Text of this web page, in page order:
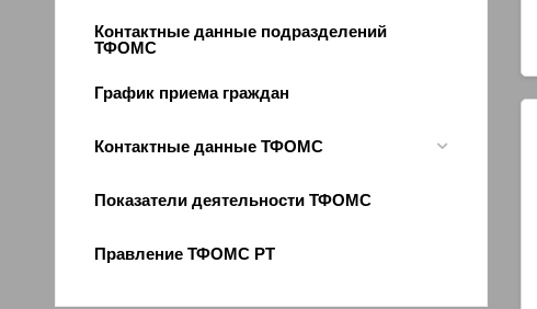
Контактные данные подразделений
ТФОМС
График приема граждан
Контактные данные ТФОМС
Показатели деятельности ТФОМС
Правление ТФОМС РТ